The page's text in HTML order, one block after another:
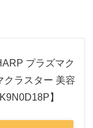
プラズマク
クラスター 美容
】